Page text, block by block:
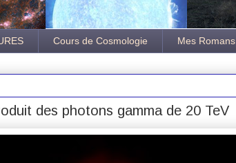
Cours de Cosmologie Mes Romans
des photons gamma de 20 TeV